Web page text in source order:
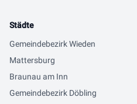
Städte
Gemeindebezirk Wieden
Mattersburg
Braunau am Inn
Gemeindebezirk Döbling